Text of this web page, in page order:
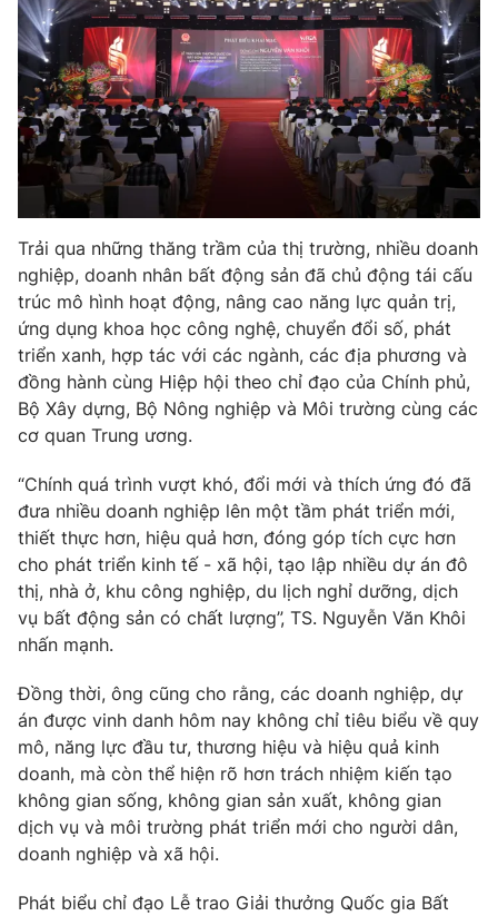
Trải qua những thăng trầm của thị trường, nhiều doanh
nghiệp, doanh nhân bất động sản đã chủ động tái cấu
trúc mô hình hoạt động, nâng cao năng lực quản trị,
ứng dụng khoa học công nghệ, chuyển đổi số, phát
triển xanh, hợp tác với các ngành, các địa phương và
đồng hành cùng Hiệp hội theo chỉ đạo của Chính phủ,
Bộ Xây dựng, Bộ Nông nghiệp và Môi trường cùng các
cơ quan Trung ương.
“Chính quá trình vượt khó, đổi mới và thích ứng đó đã
đưa nhiều doanh nghiệp lên một tầm phát triển mới,
thiết thực hơn, hiệu quả hơn, đóng góp tích cực hơn
cho phát triển kinh tế - xã hội, tạo lập nhiều dự án đô
thị, nhà ở, khu công nghiệp, du lịch nghỉ dưỡng, dịch
vụ bất động sản có chất lượng”, TS. Nguyễn Văn Khôi
nhấn mạnh.
Đồng thời, ông cũng cho rằng, các doanh nghiệp, dự
án được vinh danh hôm nay không chỉ tiêu biểu về quy
mô, năng lực đầu tư, thương hiệu và hiệu quả kinh
doanh, mà còn thể hiện rõ hơn trách nhiệm kiến tạo
không gian sống, không gian sản xuất, không gian
dịch vụ và môi trường phát triển mới cho người dân,
doanh nghiệp và xã hội.
Phát biểu chỉ đạo Lễ trao Giải thưởng Quốc gia Bất